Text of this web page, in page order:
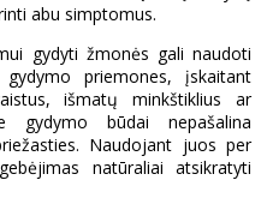
abu simptomus.
gydyti žmonės gali naudoti
priemones, įskaitant
išmatų minkštiklius ar
gydymo būdai nepašalina
Naudojant juos per
natūraliai atsikratyti